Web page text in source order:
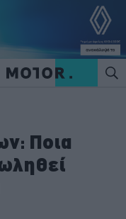
Ποια